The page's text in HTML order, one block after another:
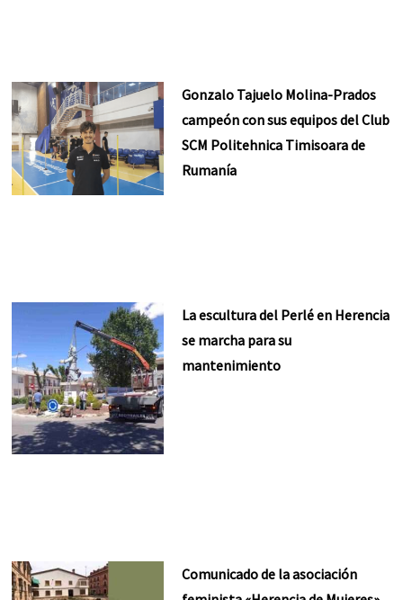
Gonzalo Tajuelo Molina-Prados
campeón con sus equipos del Club
SCM Politehnica Timisoara de
Rumanía
La escultura del Perlé en Herencia
se marcha para su
mantenimiento
Comunicado de la asociación